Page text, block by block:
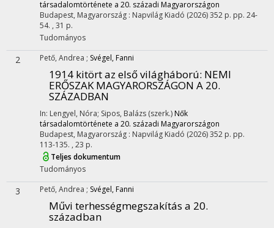
társadalomtörténete a 20. századi Magyarországon
Budapest, Magyarország : Napvilág Kiadó (2026)352 p. pp. 24-
54. , 31 p.
Tudományos
2 Pető, Andrea ; Svégel, Fanni
1914 kitört az első világháború: NEMI
ERŐSZAK MAGYARORSZÁGON A 20.
SZÁZADBAN
In: Lengyel, Nóra; Sipos, Balázs (szerk.) Nők
társadalomtörténete a 20. századi Magyarországon
Budapest, Magyarország : Napvilág Kiadó (2026)352 p. pp.
113-135. , 23 p.
Teljes dokumentum
Tudományos
3 Pető, Andrea ; Svégel, Fanni
Művi terhességmegszakítás a 20.
században